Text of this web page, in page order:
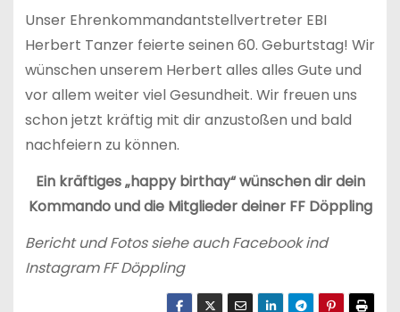
Unser Ehrenkommandantstellvertreter EBI
Herbert Tanzer feierte seinen 60. Geburtstag! Wir
wünschen unserem Herbert alles alles Gute und
vor allem weiter viel Gesundheit. Wir freuen uns
schon jetzt kräftig mit dir anzustoßen und bald
nachfeiern zu können.
Ein kräftiges „happy birthay“ wünschen dir dein
Kommando und die Mitglieder deiner FF Döppling
Bericht und Fotos siehe auch Facebook ind
Instagram FF Döppling